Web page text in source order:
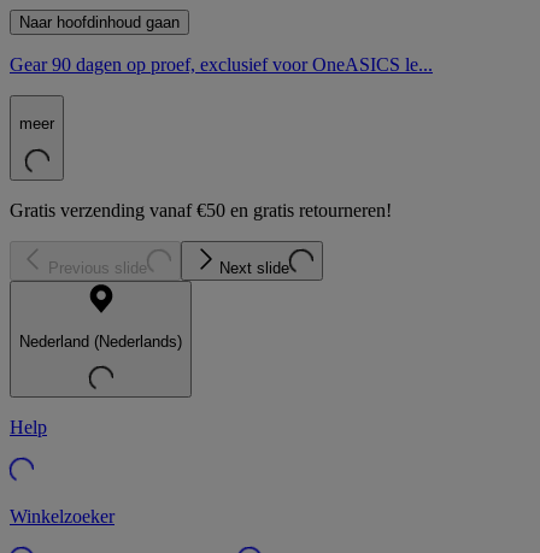
Naar hoofdinhoud gaan
Gear 90 dagen op proef, exclusief voor OneASICS le...
meer
Gratis verzending vanaf €50 en gratis retourneren!
Previous slide Next slide
Nederland (Nederlands)
Help
Winkelzoeker